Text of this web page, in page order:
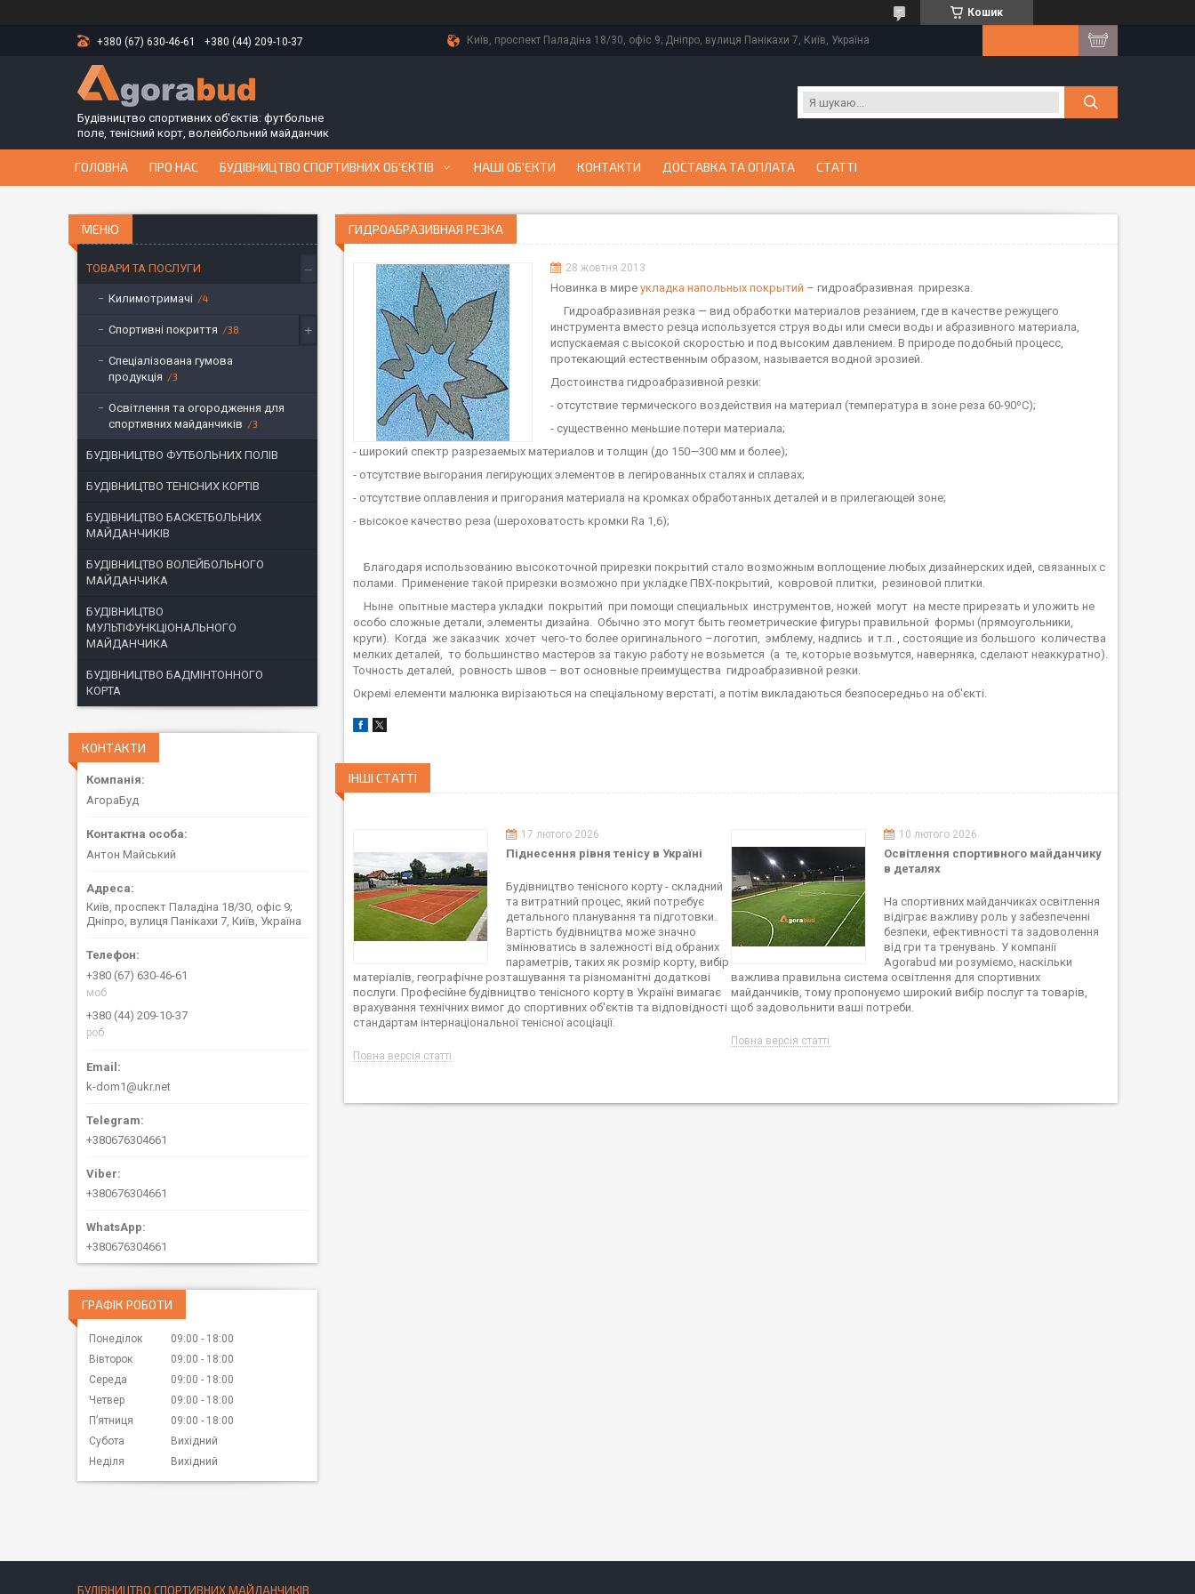
Кошик
+380 (67) 630-46-61 +380 (44) 209-10-37 Київ, проспект Паладіна 18/30, офіс 9; Дніпро, вулиця Панікахи 7, Київ, Україна
Будівництво спортивних об'єктів: футбольне
поле, тенісний корт, волейбольний майданчик
ГОЛОВНА ПРО НАС БУДІВНИЦТВО СПОРТИВНИХ ОБ'ЄКТІВ НАШІ ОБ'ЄКТИ КОНТАКТИ ДОСТАВКА ТА ОПЛАТА СТАТТІ
ГИДРОАБРАЗИВНАЯ РЕЗКА
28 жовтня 2013
Новинка в мире укладка напольных покрытий – гидроабразивная прирезка.
Гидроабразивная резка — вид обработки материалов резанием, где в качестве режущего
инструмента вместо резца используется струя воды или смеси воды и абразивного материала,
испускаемая с высокой скоростью и под высоким давлением. В природе подобный процесс,
протекающий естественным образом, называется водной эрозией.
Достоинства гидроабразивной резки:
- отсутствие термического воздействия на материал (температура в зоне реза 60-90ºС);
- существенно меньшие потери материала;
- широкий спектр разрезаемых материалов и толщин (до 150—300 мм и более);
- отсутствие выгорания легирующих элементов в легированных сталях и сплавах;
- отсутствие оплавления и пригорания материала на кромках обработанных деталей и в прилегающей зоне;
- высокое качество реза (шероховатость кромки Ra 1,6);
Благодаря использованию высокоточной прирезки покрытий стало возможным воплощение любых дизайнерских идей, связанных с
полами. Применение такой прирезки возможно при укладке ПВХ-покрытий, ковровой плитки, резиновой плитки.
Ныне опытные мастера укладки покрытий при помощи специальных инструментов, ножей могут на месте прирезать и уложить не
особо сложные детали, элементы дизайна. Обычно это могут быть геометрические фигуры правильной формы (прямоугольники,
круги). Когда же заказчик хочет чего-то более оригинального –логотип, эмблему, надпись и т.п. , состоящие из большого количества
мелких деталей, то большинство мастеров за такую работу не возьмется (а те, которые возьмутся, наверняка, сделают неаккуратно).
Точность деталей, ровность швов – вот основные преимущества гидроабразивной резки.
Окремі елементи малюнка вирізаються на спеціальному верстаті, а потім викладаються безпосередньо на об'єкті.
ІНШІ СТАТТІ
17 лютого 2026
Піднесення рівня тенісу в Україні
Будівництво тенісного корту - складний
та витратний процес, який потребує
детального планування та підготовки.
Вартість будівництва може значно
змінюватись в залежності від обраних
параметрів, таких як розмір корту, вибір
матеріалів, географічне розташування та різноманітні додаткові
послуги. Професійне будівництво тенісного корту в Україні вимагає
врахування технічних вимог до спортивних об'єктів та відповідності
стандартам інтернаціональної тенісної асоціації.
Повна версія статті
10 лютого 2026
Освітлення спортивного майданчику
в деталях
На спортивних майданчиках освітлення
відіграє важливу роль у забезпеченні
безпеки, ефективності та задоволення
від гри та тренувань. У компанії
Agorabud ми розуміємо, наскільки
важлива правильна система освітлення для спортивних
майданчиків, тому пропонуємо широкий вибір послуг та товарів,
щоб задовольнити ваші потреби.
Повна версія статті
ТОВАРИ ТА ПОСЛУГИ
Килимотримачі 4
Спортивні покриття 38
Спеціалізована гумова
продукція
3
Освітлення та огородження для
спортивних майданчиків
3
БУДІВНИЦТВО ФУТБОЛЬНИХ ПОЛІВ
БУДІВНИЦТВО ТЕНІСНИХ КОРТІВ
БУДІВНИЦТВО БАСКЕТБОЛЬНИХ
МАЙДАНЧИКІВ
БУДІВНИЦТВО ВОЛЕЙБОЛЬНОГО
МАЙДАНЧИКА
БУДІВНИЦТВО
МУЛЬТІФУНКЦІОНАЛЬНОГО
МАЙДАНЧИКА
БУДІВНИЦТВО БАДМІНТОННОГО
КОРТА
КОНТАКТИ
АгораБуд
Антон Майський
Київ, проспект Паладіна 18/30, офіс 9;
Дніпро, вулиця Панікахи 7, Київ, Україна
+380 (67) 630-46-61
моб
+380 (44) 209-10-37
роб
k-dom1@ukr.net
+380676304661
+380676304661
+380676304661
ГРАФІК РОБОТИ
Понеділок 09:00
18:00
Вівторок
09:00
18:00
Середа
09:00
18:00
Четвер
09:00
18:00
Пʼятниця
09:00
18:00
Субота
Вихідний
Неділя
Вихідний
БУДІВНИЦТВО СПОРТИВНИХ МАЙДАНЧИКІВ